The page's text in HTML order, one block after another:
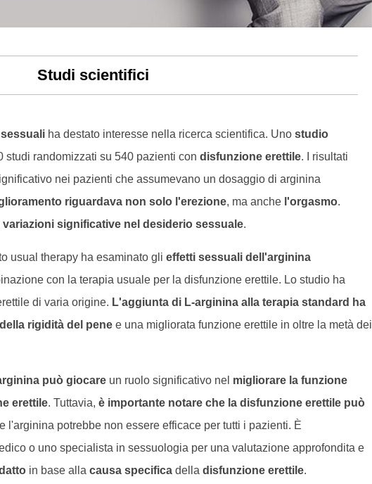
Studi scientifici
ha destato interesse nella ricerca scientifica. Uno studio
studi randomizzati su 540 pazienti con disfunzione erettile. I risultati
nei pazienti che assumevano un dosaggio di arginina
riguardava non solo l'erezione, ma anche l'orgasmo.
significative nel desiderio sessuale.
usual therapy ha esaminato gli effetti sessuali dell'arginina
con la terapia usuale per la disfunzione erettile. Lo studio ha
di varia origine. L'aggiunta di L-arginina alla terapia standard ha
rigidità del pene e una migliorata funzione erettile in oltre la metà dei
può giocare un ruolo significativo nel migliorare la funzione
erettile. Tuttavia, è importante notare che la disfunzione erettile può
l'arginina potrebbe non essere efficace per tutti i pazienti. È
o uno specialista in sessuologia per una valutazione approfondita e
in base alla causa specifica della disfunzione erettile.